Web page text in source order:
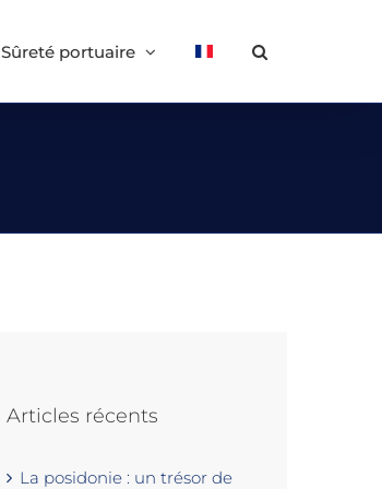
Sûreté portuaire
Articles récents
La posidonie : un trésor de